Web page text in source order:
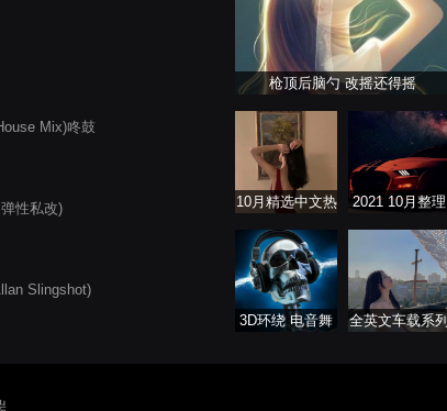
Mix)咚鼓
性私改)
Slingshot)
枪顶后脑勺 改摇还得摇
10月精选中文热
2021 10月整理
3D环绕 电音舞
全英文车载系列